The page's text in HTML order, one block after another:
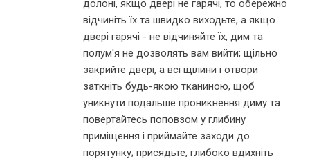
долоні, якщо двері не гарячі, то обережно
відчиніть їх та швидко виходьте, а якщо
двері гарячі - не відчиняйте їх, дим та
полум'я не дозволять вам вийти; щільно
закрийте двері, а всі щілини і отвори
заткніть будь-якою тканиною, щоб
уникнути подальше проникнення диму та
повертайтесь поповзом у глибину
приміщення і приймайте заходи до
порятунку; присядьте, глибоко вдихніть